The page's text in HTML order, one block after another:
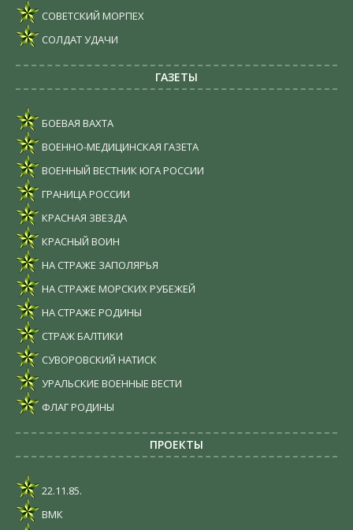
СОВЕТСКИЙ МОРПЕХ
СОЛДАТ УДАЧИ
ГАЗЕТЫ
БОЕВАЯ ВАХТА
ВОЕННО-МЕДИЦИНСКАЯ ГАЗЕТА
ВОЕННЫЙ ВЕСТНИК ЮГА РОССИИ
ГРАНИЦА РОССИИ
КРАСНАЯ ЗВЕЗДА
КРАСНЫЙ ВОИН
НА СТРАЖЕ ЗАПОЛЯРЬЯ
НА СТРАЖЕ МОРСКИХ РУБЕЖЕЙ
НА СТРАЖЕ РОДИНЫ
СТРАЖ БАЛТИКИ
СУВОРОВСКИЙ НАТИСК
УРАЛЬСКИЕ ВОЕННЫЕ ВЕСТИ
ФЛАГ РОДИНЫ
ПРОЕКТЫ
22.11.85.
ВМК